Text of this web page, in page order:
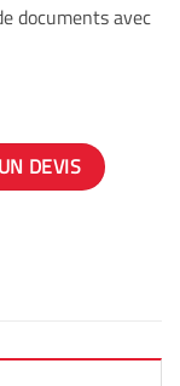
documents avec
DEVIS